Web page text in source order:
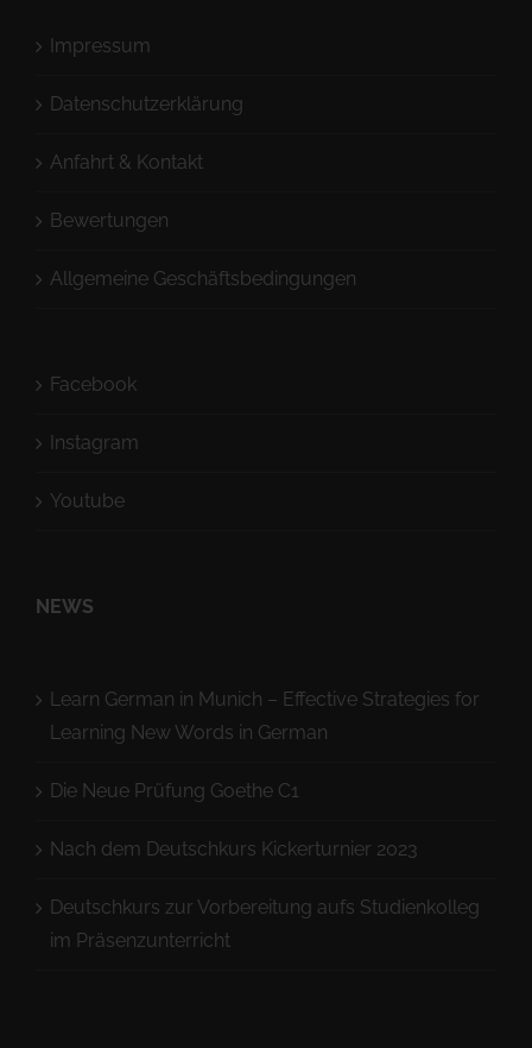
Impressum
Datenschutzerklärung
Anfahrt & Kontakt
Bewertungen
Allgemeine Geschäftsbedingungen
Facebook
Instagram
Youtube
NEWS
Learn German in Munich – Effective Strategies for
Learning New Words in German
Die Neue Prüfung Goethe C1
Nach dem Deutschkurs Kickerturnier 2023
Deutschkurs zur Vorbereitung aufs Studienkolleg
im Präsenzunterricht